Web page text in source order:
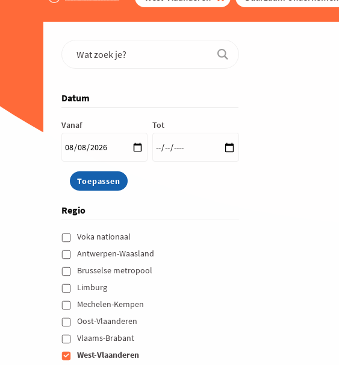
Datum
Vanaf Tot
Regio
Voka nationaal
Antwerpen-Waasland
Brusselse metropool
Limburg
Mechelen-Kempen
Oost-Vlaanderen
Vlaams-Brabant
West-Vlaanderen